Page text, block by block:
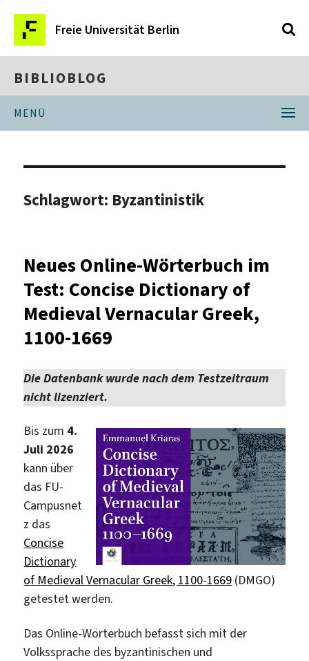
Freie Universität Berlin
BIBLIOBLOG
MENÜ
Schlagwort: Byzantinistik
Neues Online-Wörterbuch im
Test: Concise Dictionary of
Medieval Vernacular Greek,
1100-1669
Die Datenbank wurde nach dem Testzeitraum
nicht lizenziert.
Bis zum 4.
Juli 2026
kann über
das FU-
Campusnet
z das
Concise
Dictionary
of Medieval Vernacular Greek, 1100-1669 (DMGO)
getestet werden.
Das Online-Wörterbuch befasst sich mit der
Volkssprache des byzantinischen und